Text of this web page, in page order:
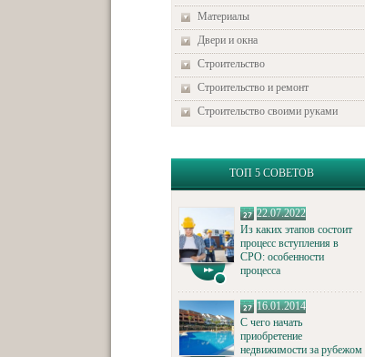
Материалы
Двери и окна
Строительство
Строительство и ремонт
Строительство своими руками
ТОП 5 СОВЕТОВ
22.07.2022
Из каких этапов состоит
процесс вступления в
СРО: особенности
процесса
16.01.2014
С чего начать
приобретение
недвижимости за рубежом